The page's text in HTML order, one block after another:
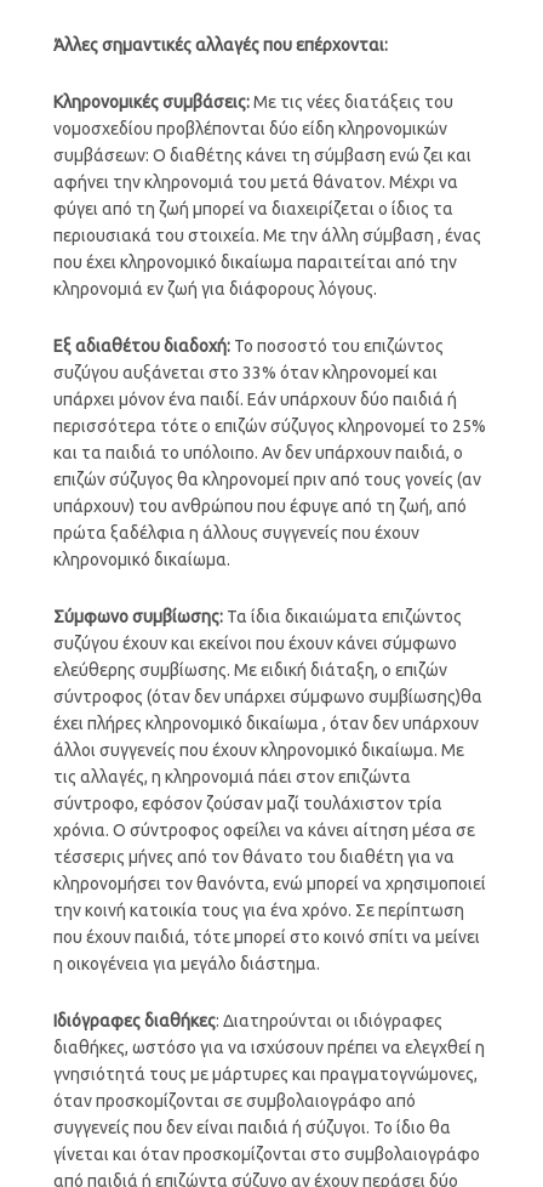
Άλλες σημαντικές αλλαγές που επέρχονται:
Κληρονομικές συμβάσεις:Με τις νέες διατάξεις του
νομοσχεδίου προβλέπονται δύο είδη κληρονομικών
συμβάσεων: Ο διαθέτης κάνει τη σύμβαση ενώ ζει και
αφήνει την κληρονομιά του μετά θάνατον. Μέχρι να
φύγει από τη ζωή μπορεί να διαχειρίζεται ο ίδιος τα
περιουσιακά του στοιχεία. Με την άλλη σύμβαση , ένας
που έχει κληρονομικό δικαίωμα παραιτείται από την
κληρονομιά εν ζωή για διάφορους λόγους.
Εξ αδιαθέτου διαδοχή:Το ποσοστό του επιζώντος
συζύγου αυξάνεται στο 33% όταν κληρονομεί και
υπάρχει μόνον ένα παιδί. Εάν υπάρχουν δύο παιδιά ή
περισσότερα τότε ο επιζών σύζυγος κληρονομεί το 25%
και τα παιδιά το υπόλοιπο. Αν δεν υπάρχουν παιδιά, ο
επιζών σύζυγος θα κληρονομεί πριν από τους γονείς (αν
υπάρχουν) του ανθρώπου που έφυγε από τη ζωή, από
πρώτα ξαδέλφια η άλλους συγγενείς που έχουν
κληρονομικό δικαίωμα.
Σύμφωνο συμβίωσης:Τα ίδια δικαιώματα επιζώντος
συζύγου έχουν και εκείνοι που έχουν κάνει σύμφωνο
ελεύθερης συμβίωσης. Με ειδική διάταξη, ο επιζών
σύντροφος (όταν δεν υπάρχει σύμφωνο συμβίωσης)θα
έχει πλήρες κληρονομικό δικαίωμα , όταν δεν υπάρχουν
άλλοι συγγενείς που έχουν κληρονομικό δικαίωμα. Με
τις αλλαγές, η κληρονομιά πάει στον επιζώντα
σύντροφο, εφόσον ζούσαν μαζί τουλάχιστον τρία
χρόνια. Ο σύντροφος οφείλει να κάνει αίτηση μέσα σε
τέσσερις μήνες από τον θάνατο του διαθέτη για να
κληρονομήσει τον θανόντα, ενώ μπορεί να χρησιμοποιεί
την κοινή κατοικία τους για ένα χρόνο. Σε περίπτωση
που έχουν παιδιά, τότε μπορεί στο κοινό σπίτι να μείνει
η οικογένεια για μεγάλο διάστημα.
Ιδιόγραφες διαθήκες: Διατηρούνται οι ιδιόγραφες
διαθήκες, ωστόσο για να ισχύσουν πρέπει να ελεγχθεί η
γνησιότητά τους με μάρτυρες και πραγματογνώμονες,
όταν προσκομίζονται σε συμβολαιογράφο από
συγγενείς που δεν είναι παιδιά ή σύζυγοι. Το ίδιο θα
γίνεται και όταν προσκομίζονται στο συμβολαιογράφο
από παιδιά ή επιζώντα σύζυγο αν έχουν περάσει δύο